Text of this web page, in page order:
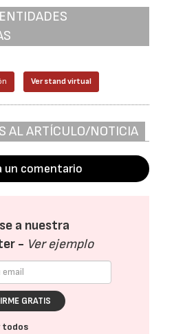
Ver stand virtual
AL ARTÍCULO/NOTICIA
un comentario
a nuestra
- Ver ejemplo
GRATIS
todos